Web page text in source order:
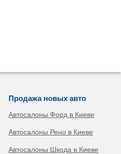
Продажа новых авто
Автосалоны Форд в Киеве
Автосалоны Рено в Киеве
Автосалоны Шкода в Киеве